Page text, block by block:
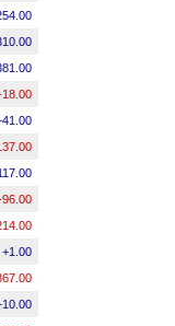
18.00
41.00
96.00
1.00
10.00